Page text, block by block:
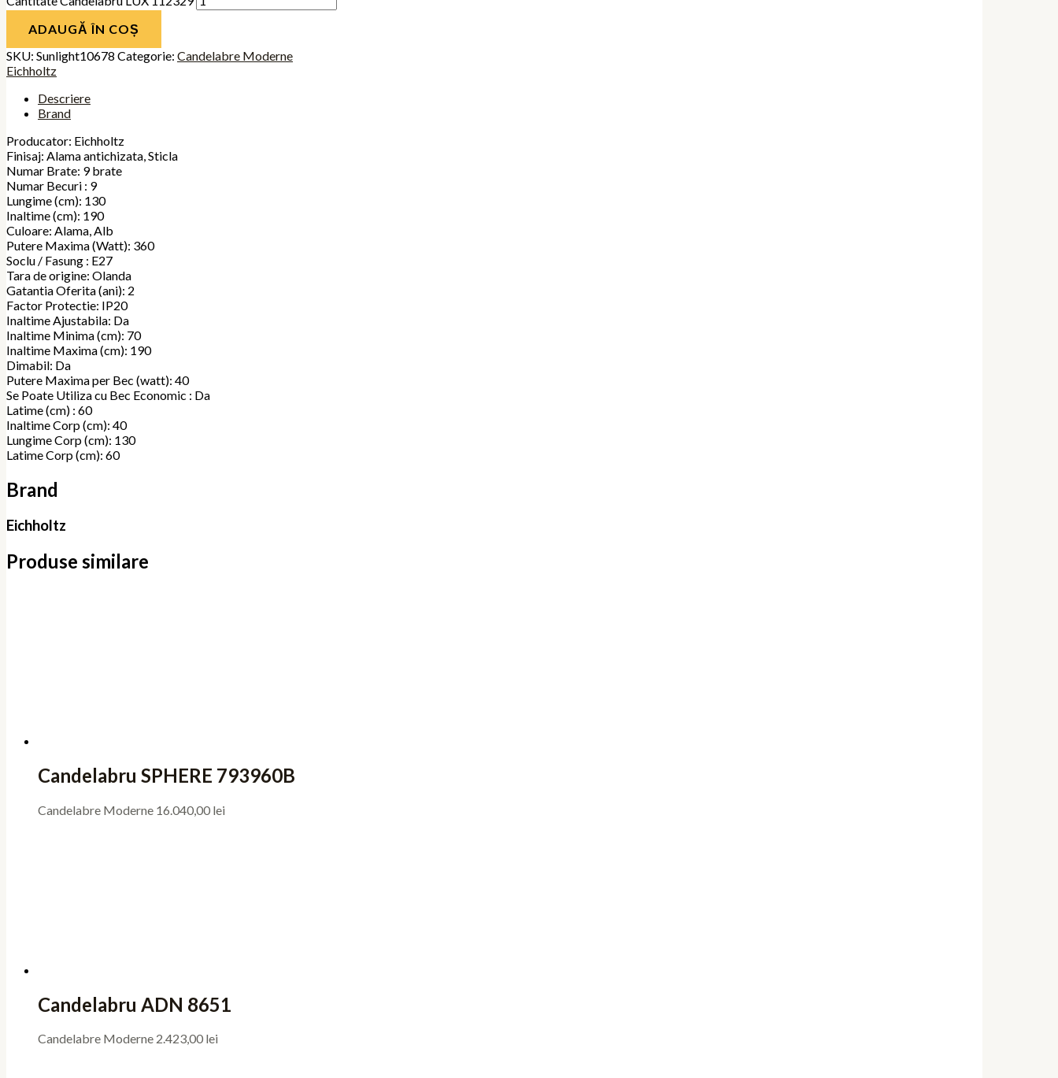
ADAUGĂ ÎN COȘ
SKU: Sunlight10678 Categorie: Candelabre Moderne
Eichholtz
Descriere
Brand
Producator: Eichholtz
Finisaj: Alama antichizata, Sticla
Numar Brate: 9 brate
Numar Becuri : 9
Lungime (cm): 130
Inaltime (cm): 190
Culoare: Alama, Alb
Putere Maxima (Watt): 360
Soclu / Fasung : E27
Tara de origine: Olanda
Gatantia Oferita (ani): 2
Factor Protectie: IP20
Inaltime Ajustabila: Da
Inaltime Minima (cm): 70
Inaltime Maxima (cm): 190
Dimabil: Da
Putere Maxima per Bec (watt): 40
Se Poate Utiliza cu Bec Economic : Da
Latime (cm) : 60
Inaltime Corp (cm): 40
Lungime Corp (cm): 130
Latime Corp (cm): 60
Brand
Eichholtz
Produse similare
Candelabru SPHERE 793960B
Candelabre Moderne 16.040,00 lei
Candelabru ADN 8651
Candelabre Moderne 2.423,00 lei